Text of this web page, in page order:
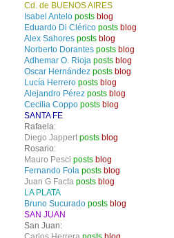
Cd. de BUENOS AIRES
Isabel Antelo posts blog
Eduardo Di Clérico posts blog
Alex Sahores posts blog
Norberto Dorantes posts blog
Adhemar O. Rioja posts blog
Oscar Hernández posts blog
Lucía Herrero posts blog
Alejandro Pérez posts blog
Cecilia Coppo posts blog
SANTA FE
Rafaela:
Diego Jappert posts blog
Rosario:
Mauro Pesci posts blog
Fernando Fola posts blog
Juan G Facta posts blog
LA PLATA
Bruno Sucurado posts blog
SAN JUAN
San Juan: